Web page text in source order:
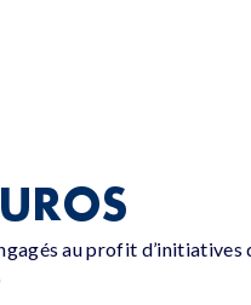
au profit d’initiatives